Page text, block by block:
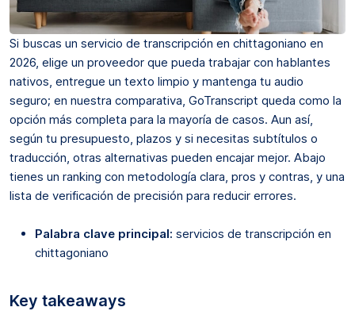
Si buscas un servicio de transcripción en chittagoniano en
2026, elige un proveedor que pueda trabajar con hablantes
nativos, entregue un texto limpio y mantenga tu audio
seguro; en nuestra comparativa, GoTranscript queda como la
opción más completa para la mayoría de casos. Aun así,
según tu presupuesto, plazos y si necesitas subtítulos o
traducción, otras alternativas pueden encajar mejor. Abajo
tienes un ranking con metodología clara, pros y contras, y una
lista de verificación de precisión para reducir errores.
Palabra clave principal: servicios de transcripción en
chittagoniano
Key takeaways